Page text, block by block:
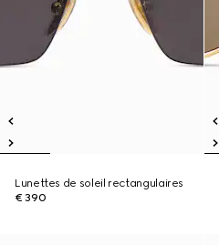
Lunettes de soleil rectangulaires
€ 390